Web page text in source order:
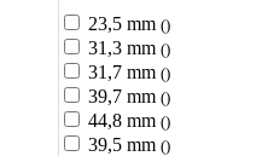
23,5 mm ()
31,3 mm ()
31,7 mm ()
39,7 mm ()
44,8 mm ()
39,5 mm ()